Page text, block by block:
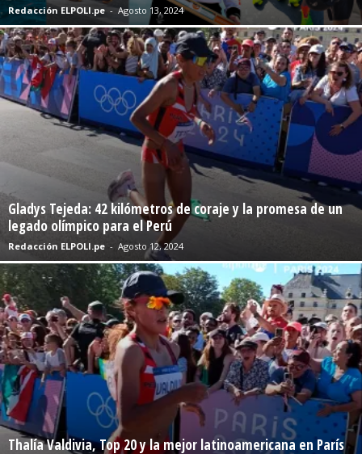
Redacción ELPOLI.pe - Agosto 13, 2024
Gladys Tejeda: 42 kilómetros de coraje y la promesa de un
legado olímpico para el Perú
Redacción ELPOLI.pe - Agosto 12, 2024
Thalía Valdivia, Top 20 y la mejor latinoamericana en París